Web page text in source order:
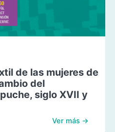
de las mujeres de
del
siglo XVII y
Ver más →